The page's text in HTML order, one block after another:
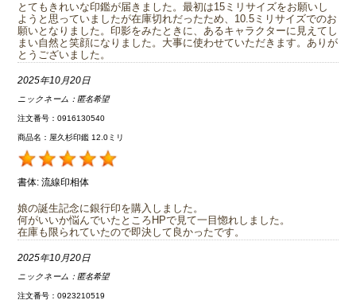
とてもきれいな印鑑が届きました。最初は15ミリサイズをお願いし
ようと思っていましたが在庫切れだったため、10.5ミリサイズでのお
願いとなりました。印影をみたときに、あるキャラクターに見えてし
まい自然と笑顔になりました。大事に使わせていただきます。ありが
とうございました。
2025年10月20日
ニックネーム： 匿名希望
注文番号：0916130540
商品名：屋久杉印鑑 12.0ミリ
書体: 流線印相体
娘の誕生記念に銀行印を購入しました。
何がいいか悩んでいたところHPで見て一目惚れしました。
在庫も限られていたので即決して良かったです。
2025年10月20日
ニックネーム： 匿名希望
注文番号：0923210519